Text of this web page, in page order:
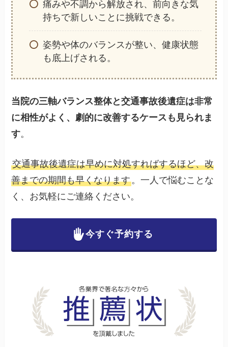
痛みや不調から解放され、前向きな気
持ちで新しいことに挑戦できる。
姿勢や体のバランスが整い、健康状態
も底上げされる。
当院の三軸バランス整体と交通事故後遺症は非常
に相性がよく、劇的に改善するケースも見られま
す。
交通事故後遺症は早めに対処すればするほど、改
善までの期間も早くなります。一人で悩むことな
く、お気軽にご連絡ください。
今すぐ予約する